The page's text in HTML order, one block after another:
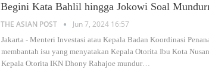
Begini Kata Bahlil hingga Jokowi Soal
THE ASIAN POST Jun 7, 2024 16:57
Jakarta - Menteri Investasi atau Kepala Badan Koordinasi
membantah isu yang menyatakan Kepala Otorita Ibu Kota
Kepala Otorita IKN Dhony Rahajoe mundur…